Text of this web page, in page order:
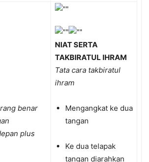
benar
plus
NIAT SERTA
TAKBIRATUL IHRAM
Tata cara takbiratul
ihram
Mengangkat ke dua
tangan
Ke dua telapak
tangan diarahkan